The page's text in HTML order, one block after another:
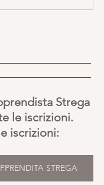
Strega
le iscrizioni.
iscrizioni:
STREGA